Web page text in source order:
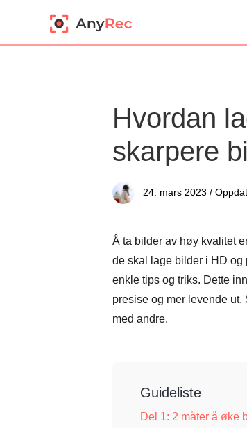
Hvordan
skarpere
24. mars 2023 /
Å ta bilder av høy kvalitet
de skal lage bilder i HD og
enkle tips og triks. Dette
presise og mer levende
med andre.
Guideliste
Del 1: 2 måter å øke